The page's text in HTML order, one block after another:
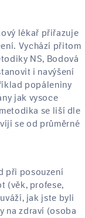
lékař přiřazuje
Vychází přitom
NS, Bodová
i navýšení
popáleniny
jak vysoce
se liší dle
se od průměrné
při posouzení
(věk, profese,
jak jste byli
na zdraví (osoba